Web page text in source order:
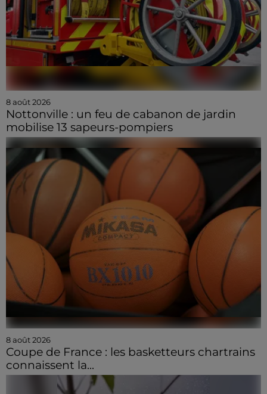
8 août 2026
Nottonville : un feu de cabanon de jardin
mobilise 13 sapeurs-pompiers
8 août 2026
Coupe de France : les basketteurs chartrains
connaissent la...